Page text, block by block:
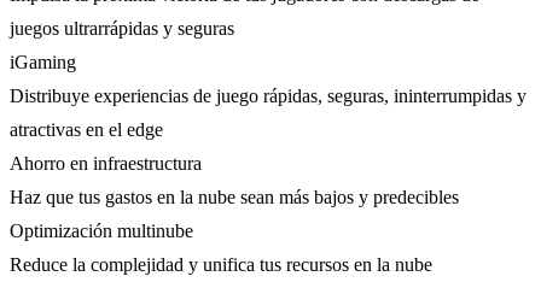
juegos ultrarrápidas y seguras
iGaming
Distribuye experiencias de juego rápidas, seguras, ininterrumpidas y
atractivas en el edge
Ahorro en infraestructura
Haz que tus gastos en la nube sean más bajos y predecibles
Optimización multinube
Reduce la complejidad y unifica tus recursos en la nube